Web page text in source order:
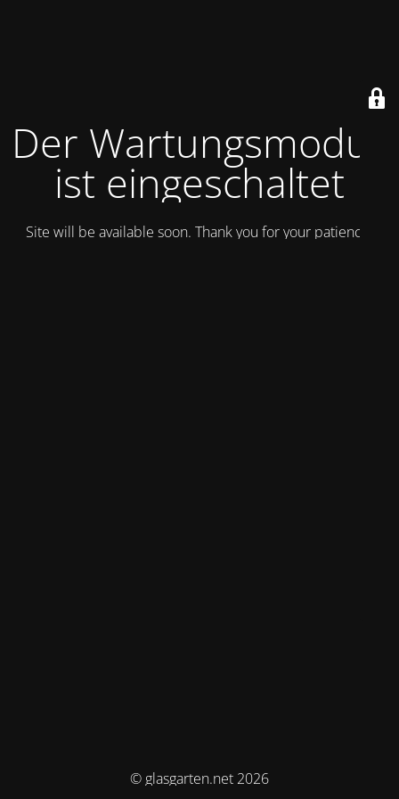
Der Wartungsmodus
ist eingeschaltet
Site will be available soon. Thank you for your patience!
© glasgarten.net 2026